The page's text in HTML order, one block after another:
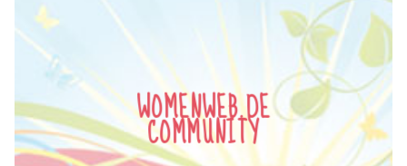
WOMENWEB.DE
COMMUNITY